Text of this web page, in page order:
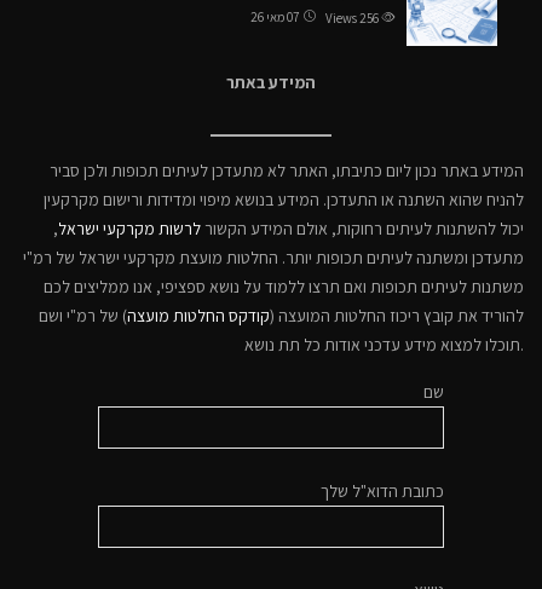
07 מאי 26 Views
המידע באתר
המידע באתר נכון ליום כתיבתו, האתר לא מתעדכן לעיתים תכופות ולכן סביר
להניח שהוא השתנה או התעדכן. המידע בנושא מיפוי ומדידות ורישום מקרקעין
יכול להשתנות לעיתים רחוקות, אולם המידע הקשור לרשות מקרקעי ישראל,
מתעדכן ומשתנה לעיתים תכופות יותר. החלטות מועצת מקרקעי ישראל של רמ"י
משתנות לעיתים תכופות ואם תרצו ללמוד על נושא ספציפי, אנו ממליצים לכם
להוריד את קובץ ריכוז החלטות המועצה (קודקס החלטות מועצה) של רמ"י ושם
תוכלו למצוא מידע עדכני אודות כל תת נושא.
שם
כתובת הדוא"ל שלך